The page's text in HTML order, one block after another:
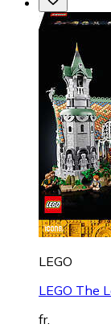
LEGO
LEGO The
fr.